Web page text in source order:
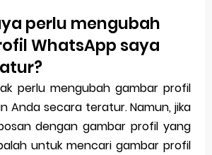
perlu mengubah
WhatsApp saya
perlu mengubah gambar profil
Anda secara teratur. Namun, jika
dengan gambar profil yang
untuk mencari gambar profil